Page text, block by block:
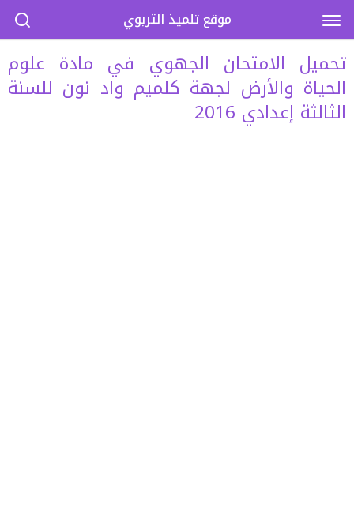
تحميل الامتحان الجهوي في مادة علوم
الحياة والأرض لجهة كلميم واد نون للسنة
الثالثة إعدادي 2016
موقع تلميذ التربوي